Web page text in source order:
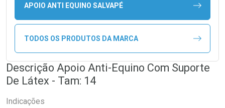
APOIO ANTI EQUINO SALVAPÉ
TODOS OS PRODUTOS DA MARCA
Descrição Apoio Anti-Equino Com Suporte
De Látex - Tam: 14
Indicações